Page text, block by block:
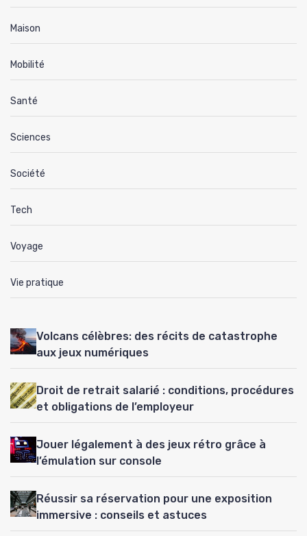
Maison
Mobilité
Santé
Sciences
Société
Tech
Voyage
Vie pratique
Volcans célèbres: des récits de catastrophe
aux jeux numériques
Droit de retrait salarié : conditions, procédures
et obligations de l’employeur
Jouer légalement à des jeux rétro grâce à
l’émulation sur console
Réussir sa réservation pour une exposition
immersive : conseils et astuces